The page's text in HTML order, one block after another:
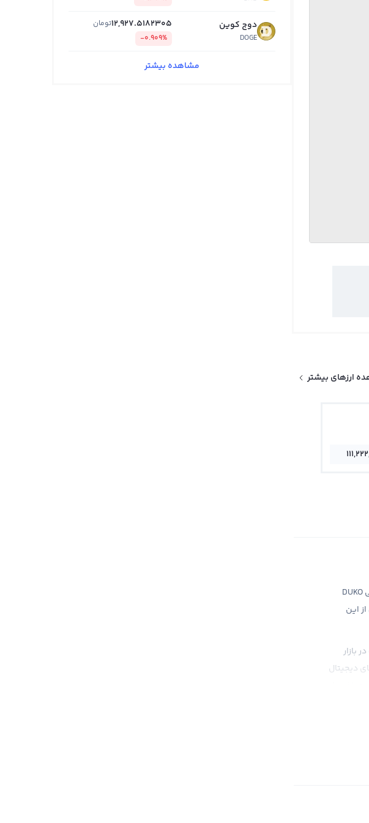
ارزهای بیشتر
دوکو یکی از ارزهای دیجیتالی جدید و مورد توجه در بازار کریپتوکارنسی است. این ارز با نماد DUKO و نام انگلیسی DUKO
این
بازار
دیجیتال
دوج کوین
DOGE
12,927.5182305تومان
-0.909%
مشاهده بیشتر